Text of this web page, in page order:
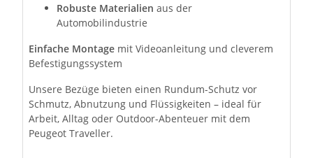
Robuste Materialien aus der
Automobilindustrie
Einfache Montage mit Videoanleitung und cleverem
Befestigungssystem
Unsere Bezüge bieten einen Rundum-Schutz vor
Schmutz, Abnutzung und Flüssigkeiten – ideal für
Arbeit, Alltag oder Outdoor-Abenteuer mit dem
Peugeot Traveller.